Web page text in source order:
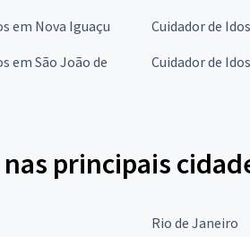
em Nova Iguaçu Cuidador de
em São João de
Cuidador de
principais
Rio de Janeiro